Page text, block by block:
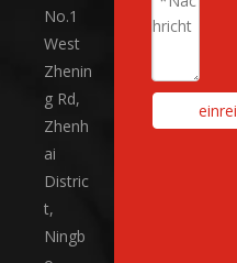
No.1
West
Zhenin
g Rd,
Zhenh
ai
Distric
t,
Ningb